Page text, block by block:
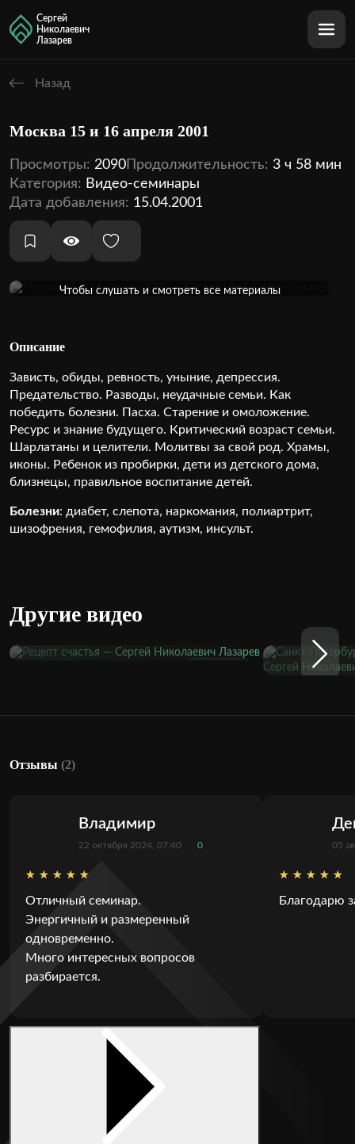
Сергей
Николаевич
Лазарев
Назад
Москва 15 и 16 апреля 2001
Просмотры: 2090 Продолжительность: 3 ч 58 мин
Категория: Видео-семинары
Дата добавления: 15.04.2001
Оформить подписку
Чтобы слушать и смотреть все материалы
Описание
Зависть, обиды, ревность, уныние, депрессия.
Предательство. Разводы, неудачные семьи. Как
победить болезни. Пасха. Старение и омоложение.
Ресурс и знание будущего. Критический возраст семьи.
Шарлатаны и целители. Молитвы за свой род. Храмы,
иконы. Ребенок из пробирки, дети из детского дома,
близнецы, правильное воспитание детей.
Болезни: диабет, слепота, наркомания, полиартрит,
шизофрения, гемофилия, аутизм, инсульт.
Другие видео
Отзывы (2)
Владимир
22 октября 2024, 07:40 0
Отличный семинар.
Энергичный и размеренный
одновременно.
Много интересных вопросов
разбирается.
05
Благодарю